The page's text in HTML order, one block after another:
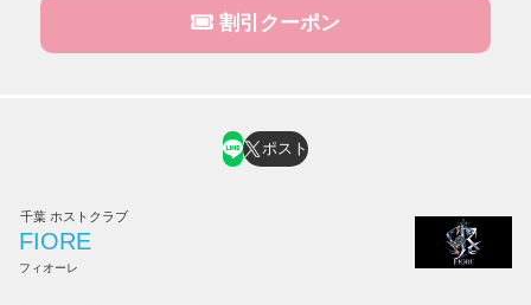
割引クーポン
ポスト
千葉 ホストクラブ
FIORE
フィオーレ